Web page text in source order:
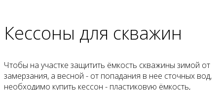
Кеcсоны для скважин
Чтобы на участке защитить ёмкость скважины зимой от
замерзания, a весной - от попадания в нее сточных вод,
необходимо купить кессон - пластиковую ёмкость,